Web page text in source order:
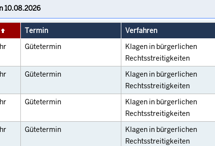
Termin Verfahren
Gütetermin
Klagen in bürgerlichen
Rechtsstreitigkeiten
Gütetermin
Klagen in bürgerlichen
Rechtsstreitigkeiten
Gütetermin
Klagen in bürgerlichen
Rechtsstreitigkeiten
Gütetermin
Klagen in bürgerlichen
Rechtsstreitigkeiten